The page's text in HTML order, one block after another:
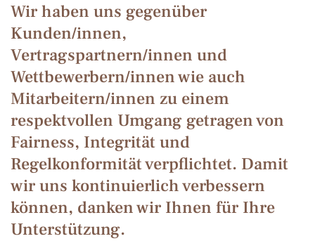
Wir haben uns gegenüber
Kunden/innen,
Vertragspartnern/innen und
Wettbewerbern/innen wie auch
Mitarbeitern/innen zu einem
respektvollen Umgang getragen von
Fairness, Integrität und
Regelkonformität verpflichtet. Damit
wir uns kontinuierlich verbessern
können, danken wir Ihnen für Ihre
Unterstützung.